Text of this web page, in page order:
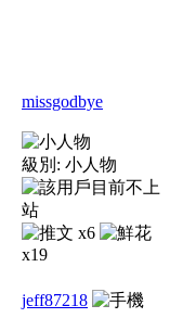
missgodbye
級別: 小人物
x6
x19
jeff87218